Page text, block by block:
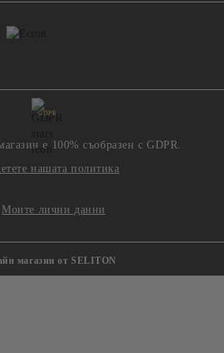
GDPR
е 100% съобразен с GDPR.
нашата политика
Моите лични данни
магазин от SELITON